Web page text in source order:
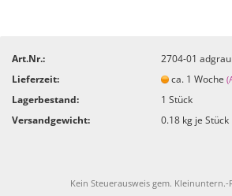
Art.Nr.:
2704-01 adgrau
Lieferzeit:
ca. 1 Woche
Lagerbestand: 1Stück
Versandgewicht:
0.18 kg je Stück
Kein Steuerausweis gem. Kleinuntern.-